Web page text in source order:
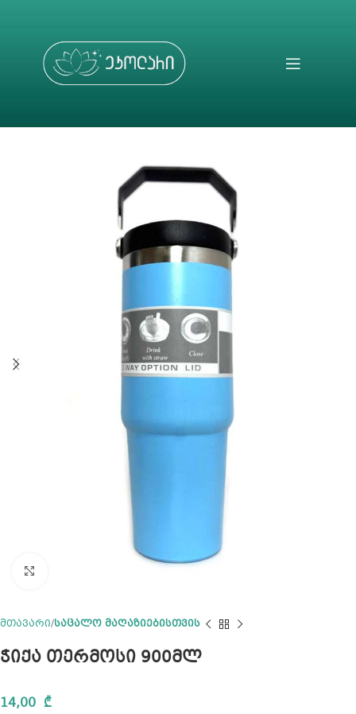
მთავარი საცალო მაღაზიებისთვის
ჭიქა თერმოსი 900მლ
14,00 ₾